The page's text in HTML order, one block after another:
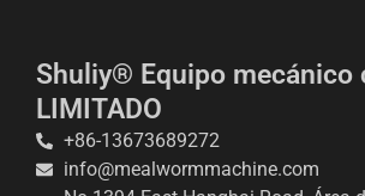
Shuliy® Equipo mecánico
LIMITADO
+86-13673689272
info@mealwormmachine.com